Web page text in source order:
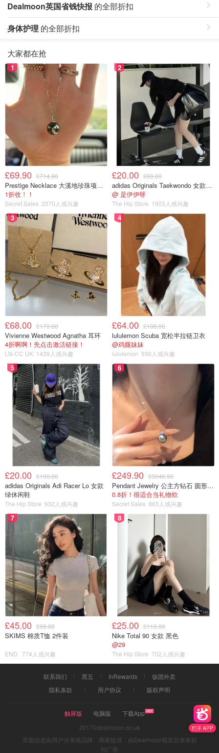
Dealmoon英国省钱快报 的全部折扣
身体护理 的全部折扣
打开 APP
大家都在抢
1
£69.90 £714.90
Prestige Necklace 大溪地珍珠项链 10-11mm
1折收！！
Secret Sales 2070人感兴趣
2
£20.00 £80.00
adidas Originals Taekwondo 女款黑色运动鞋
@ 是伊伊呀
The Hip Store 1903人感兴趣
3
£68.00 £170.00
Vivienne Westwood Agnatha 耳环
4折啊啊！先点击激活链接！
LN-CC UK 1439人感兴趣
4
£64.00 £108.00
lululemon Scuba 宽松半拉链卫衣
@鸡腿妹妹
lululemon 936人感兴趣
5
£20.00 £100.00
adidas Originals Adi Racer Lo 女款
绿休闲鞋
The Hip Store 932人感兴趣
6
£249.90 £3046.90
Pendant Jewelry 公主方钻石 圆形大溪地珍珠吊坠 11-12mm
0.8折！很适合当礼物欸
Secret Sales 865人感兴趣
7
£45.00 £99.00
SKIMS 棉质T恤 2件装
END. 774人感兴趣
8
£25.00 £110.00
Nike Total 90 女款 黑色
@29
The Hip Store 702人感兴趣
联系我们 黑五 InRewards
饭团外卖
隐私条款
用户协议 版权声明
触屏版 电脑版
下载App
2017©dealmoon.co.uk
页面信息由用户分享或品牌、商家提供，由Dealmoon核实后发布折
扣广告